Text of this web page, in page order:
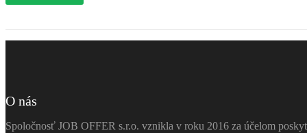
O nás
Spoločnosť JOB OFFER s.r.o. vznikla v roku 2016 za účelom